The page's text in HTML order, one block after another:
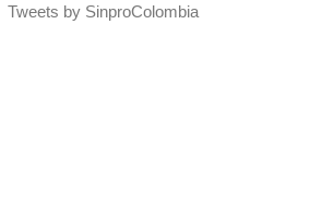
Tweets by SinproColombia